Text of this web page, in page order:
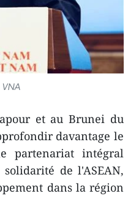
VNA
et au Brunei du
davantage le
partenariat intégral
de l'ASEAN,
dans la région